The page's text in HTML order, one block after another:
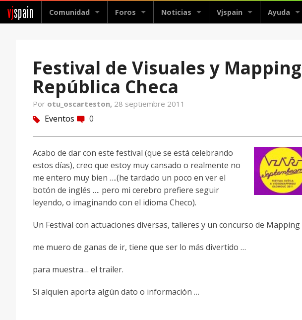
vjspain Comunidad Foros Noticias Vjspain Ayuda
Festival de Visuales y
República Checa
Por otu_oscarteston, 28 septiembre 2011
tag Eventos comment 0
Acabo de dar con este festival (que se está celebrando
estos días), creo que estoy muy cansado o realmente no
me entero muy bien ….(he tardado un poco en ver el
botón de inglés …. pero mi cerebro prefiere seguir
leyendo, o imaginando con el idioma Checo).
Un Festival con actuaciones diversas, talleres y un concurso de Mapping
me muero de ganas de ir, tiene que ser lo más divertido …
para muestra… el trailer.
Si alquien aporta algún dato o información …